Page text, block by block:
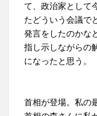
て、政治家として
たどういう会議で
発言をしたのかな
指し示しながらの
になったと思う。
首相が登場。私の